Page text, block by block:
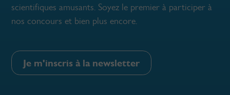
scientifiques amusants. Soyez le premier à participer à
nos concours et bien plus encore.
Je m'inscris à la newsletter